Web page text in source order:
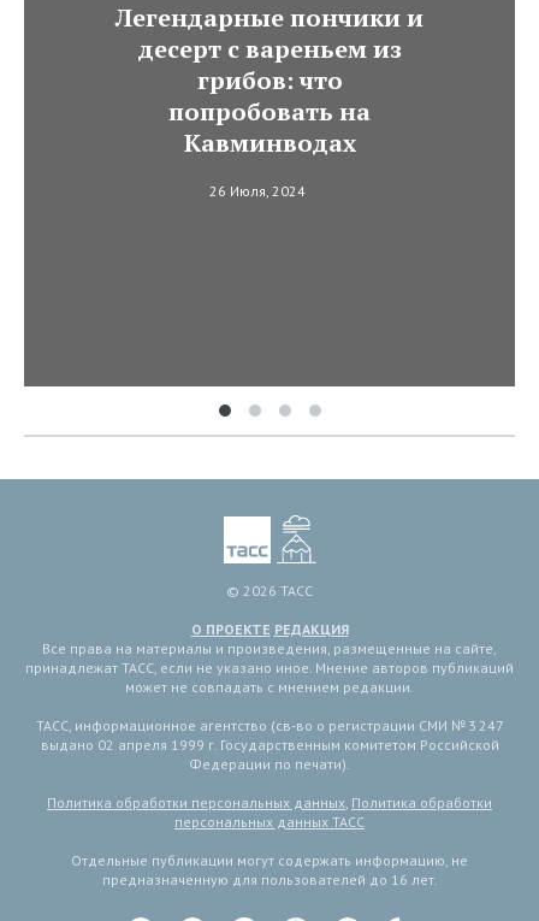
Легендарные пончики и
десерт с вареньем из
грибов: что
попробовать на
Кавминводах
26 Июля, 2024
© 2026 ТАСС
О ПРОЕКТЕ РЕДАКЦИЯ
Все права на материалы и произведения, размещенные на сайте,
принадлежат ТАСС, если не указано иное. Мнение авторов публикаций
может не совпадать с мнением редакции.
ТАСС, информационное агентство (св-во о регистрации СМИ № 3 247
выдано 02 апреля 1999 г. Государственным комитетом Российской
Федерации по печати).
Политика обработки персональных данных, Политика обработки
персональных данных ТАСС
Отдельные публикации могут содержать информацию, не
предназначенную для пользователей до 16 лет.